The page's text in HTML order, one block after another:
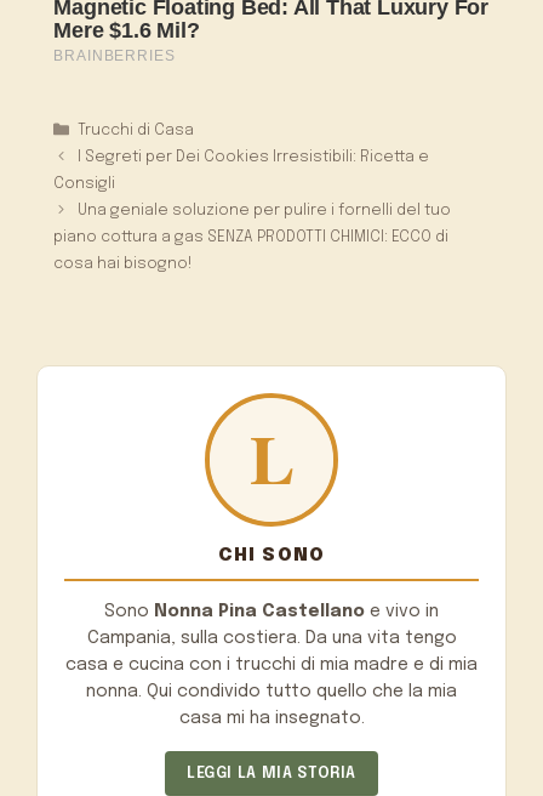
Categorie
Trucchi di Casa
I Segreti per Dei Cookies Irresistibili: Ricetta e
Consigli
Una geniale soluzione per pulire i fornelli del tuo
piano cottura a gas SENZA PRODOTTI CHIMICI: ECCO di
cosa hai bisogno!
CHI SONO
Sono Nonna Pina Castellano e vivo in
Campania, sulla costiera. Da una vita tengo
casa e cucina con i trucchi di mia madre e di mia
nonna. Qui condivido tutto quello che la mia
casa mi ha insegnato.
LEGGI LA MIA STORIA